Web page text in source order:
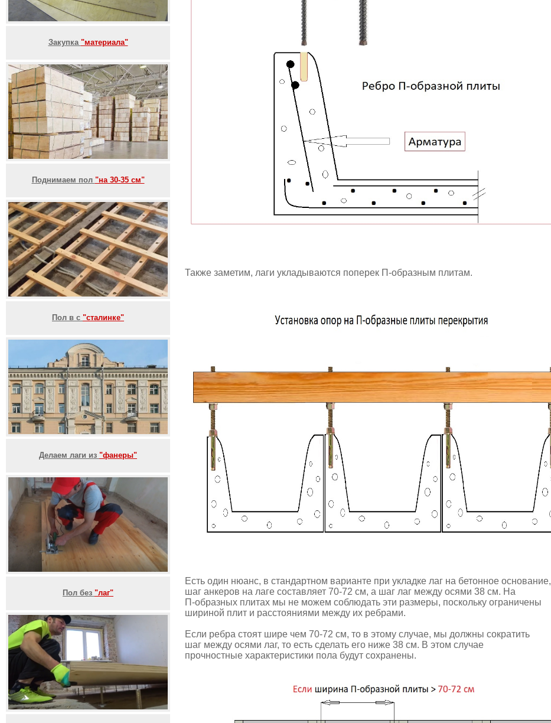
Закупка "материала"
Поднимаем пол "на 30-35 см"
Пол в с "сталинке"
Делаем лаги из "фанеры"
Пол без "лаг"
Также заметим, лаги укладываются поперек П-образным плитам.
Есть один нюанс, в стандартном варианте при укладке лаг на бетонное основание,
шаг анкеров на лаге составляет 70-72 см, а шаг лаг между осями 38 см. На
П-образных плитах мы не можем соблюдать эти размеры, поскольку ограничены
шириной плит и расстояниями между их ребрами.
Если ребра стоят шире чем 70-72 см, то в этому случае, мы должны сократить
шаг между осями лаг, то есть сделать его ниже 38 см. В этом случае
прочностные характеристики пола будут сохранены.